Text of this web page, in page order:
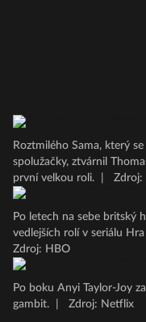
Roztmilého Sama, který
spolužačky, ztvárnil
první velkou roli.
Zdroj:
Po letech na sebe britský
vedlejších rolí v seriálu
Zdroj: HBO
Po boku Anyi Taylor-Joy
gambit.
Zdroj: Netflix